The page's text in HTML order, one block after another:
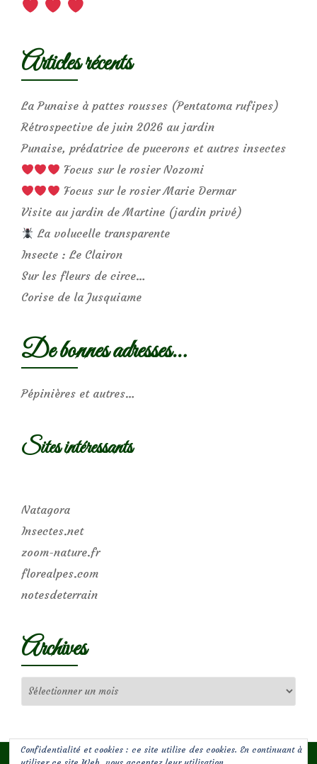
Articles récents
La Punaise à pattes rousses (Pentatoma rufipes)
Rétrospective de juin 2026 au jardin
Punaise, prédatrice de pucerons et autres insectes
Focus sur le rosier Nozomi
Focus sur le rosier Marie Dermar
Visite au jardin de Martine (jardin privé)
La volucelle transparente
Insecte : Le Clairon
Sur les fleurs de circe…
Corise de la Jusquiame
De bonnes adresses…
Pépinières et autres…
Sites intéressants
Natagora
Insectes.net
zoom-nature.fr
florealpes.com
notesdeterrain
Archives
Confidentialité et cookies : ce site utilise des cookies. En continuant à